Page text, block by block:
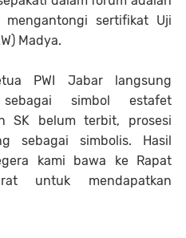
sertifikat Uji
Madya.
PWI Jabar langsung
simbol estafet
SK belum terbit, prosesi
sebagai simbolis. Hasil
kami bawa ke Rapat
untuk mendapatkan